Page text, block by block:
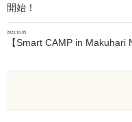
開始！
2023.10.05
【Smart CAMP in